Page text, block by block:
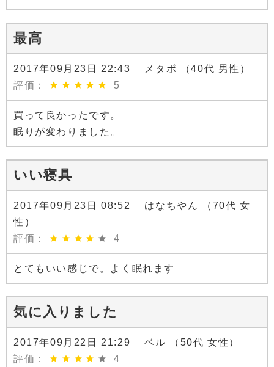
最高
2017年09月23日 22:43 メタボ （40代 男性）
評価：
5
買って良かったです。
眠りが変わりました。
いい寝具
2017年09月23日 08:52 はなちやん （70代 女
性）
評価：
4
とてもいい感じで。よく眠れます
気に入りました
2017年09月22日 21:29 ベル （50代 女性）
評価：
4